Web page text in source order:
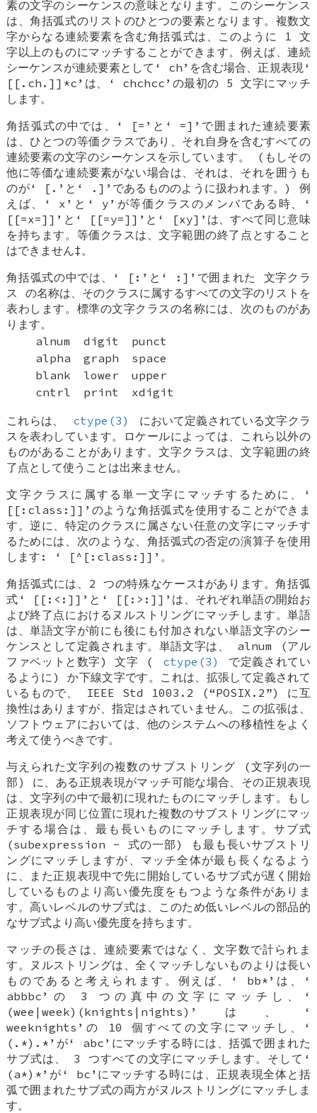
素の文字のシーケンスの意味となります。このシーケンス
は、角括弧式のリストのひとつの要素となります。複数文
字からなる連続要素を含む角括弧式は、このように 1 文
字以上のものにマッチすることができます。例えば、連続
シーケンスが連続要素として‘ ch ’を含む場合、正規表現‘
[[.ch.]]*c ’は、‘ chchcc ’の最初の 5 文字にマッチ
します。
角括弧式の中では、‘
[= ’と‘ =] ’で囲まれた連続要素
は、ひとつの等価クラスであり、それ自身を含むすべての
連続要素の文字のシーケンスを示しています。 (もしその
他に等価な連続要素がない場合は、それは、それを囲うも
のが‘
[. ’と‘ .] ’であるもののように扱われます。) 例
えば、‘ x ’と‘ y ’が等価クラスのメンバである時、‘
[[=x=]] ’と‘ [[=y=]] ’と‘ [xy] ’は、すべて同じ意味
を持ちます。等価クラスは、文字範囲の終了点とすること
はできません‡。
角括弧式の中では、‘
[: ’と‘ :] ’で囲まれた 文字クラ
ス
の名称は、そのクラスに属するすべての文字のリストを
表わします。標準の文字クラスの名称には、次のものがあ
ります。
alnum
digit
punct
alpha
graph
space
blank
lower
upper
cntrl
print
xdigit
これらは、
ctype(3)
において定義されている文字クラ
スを表わしています。ロケールによっては、これら以外の
ものがあることがあります。文字クラスは、文字範囲の終
了点として使うことは出来ません。
文字クラスに属する単一文字にマッチするために、‘
[[:class:]] ’のような角括弧式を使用することができま
す。逆に、特定のクラスに属さない任意の文字にマッチす
るためには、次のような、角括弧式の否定の演算子を使用
します: ‘
[^[:class:]] ’。
角括弧式には、2 つの特殊なケース‡があります。角括弧
式‘
[[:<:]] ’と‘ [[:>:]] ’は、それぞれ単語の開始お
よび終了点におけるヌルストリングにマッチします。単語
は、単語文字が前にも後にも付加されない単語文字のシー
ケンスとして定義されます。単語文字は、 alnum (アル
ファベットと数字) 文字 (
ctype(3)
で定義されてい
るように) か下線文字です。これは、拡張して定義されて
いるもので、 IEEE Std 1003.2 (“POSIX.2”) に互
換性はありますが、指定はされていません。この拡張は、
ソフトウェアにおいては、他のシステムへの移植性をよく
考えて使うべきです。
与えられた文字列の複数のサブストリング (文字列の一
部) に、ある正規表現がマッチ可能な場合、その正規表現
は、文字列の中で最初に現れたものにマッチします。もし
正規表現が同じ位置に現れた複数のサブストリングにマッ
チする場合は、最も長いものにマッチします。サブ式
(subexpression - 式の一部) も最も長いサブストリ
ングにマッチしますが、マッチ全体が最も長くなるよう
に、また正規表現中で先に開始しているサブ式が遅く開始
しているものより高い優先度をもつような条件がありま
す。高いレベルのサブ式は、このため低いレベルの部品的
なサブ式より高い優先度を持ちます。
マッチの長さは、連続要素ではなく、文字数で計られま
す。ヌルストリングは、全くマッチしないものよりは長い
ものであると考えられます。例えば、‘ bb* ’は、‘
abbbc ’の 3 つの真中の文字にマッチし、‘
(wee|week)(knights|nights) ’は、‘
weeknights ’の 10 個すべての文字にマッチし、‘
(.*).* ’が‘ abc ’にマッチする時には、括弧で囲まれた
サブ式は、 3 つすべての文字にマッチします。そして‘
(a*)* ’が‘ bc ’にマッチする時には、正規表現全体と括
弧で囲まれたサブ式の両方がヌルストリングにマッチしま
す。